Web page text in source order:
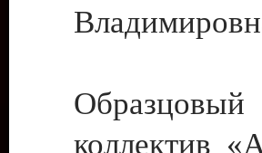
коллектив